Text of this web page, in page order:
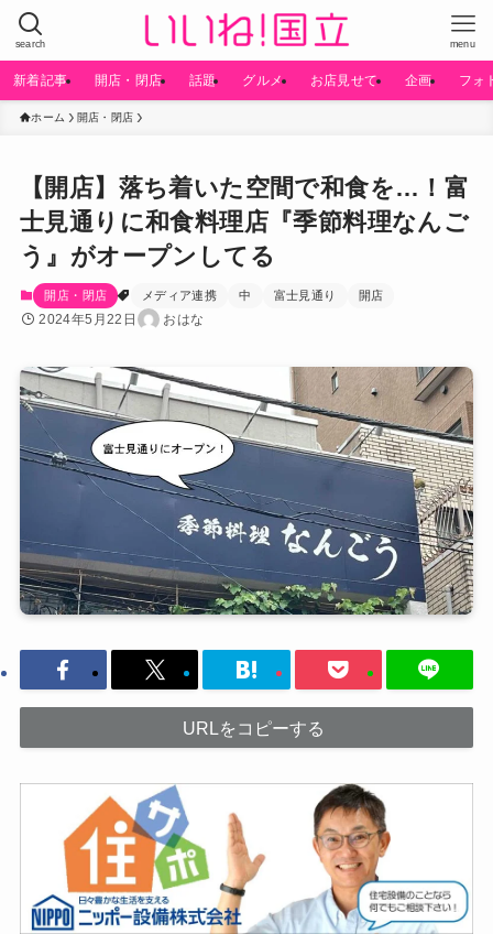
search menu
新着記事 開店・閉店 話題 グルメ お店見せて 企画 フォ
ホーム 開店・閉店
【開店】落ち着いた空間で和食を…！富
士見通りに和食料理店『季節料理なんご
う』がオープンしてる
開店・閉店 メディア連携 中 富士見通り 開店
2024年5月22日 おはな
URLをコピーする